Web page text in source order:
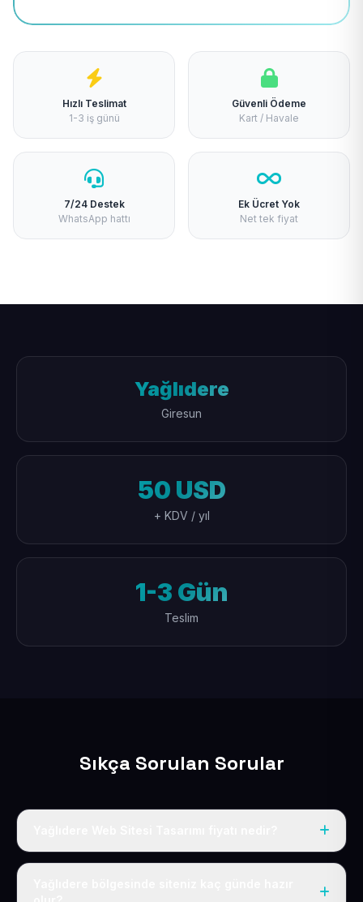
Hızlı Teslimat
1-3 iş günü
Güvenli Ödeme
Kart / Havale
7/24 Destek
WhatsApp hattı
Ek Ücret Yok
Net tek fiyat
Yağlıdere
Giresun
50 USD
+ KDV / yıl
1-3 Gün
Teslim
Sıkça Sorulan Sorular
Tek fiyat uygulanır: yıllık 50 USD + KDV. Bu bedele alan